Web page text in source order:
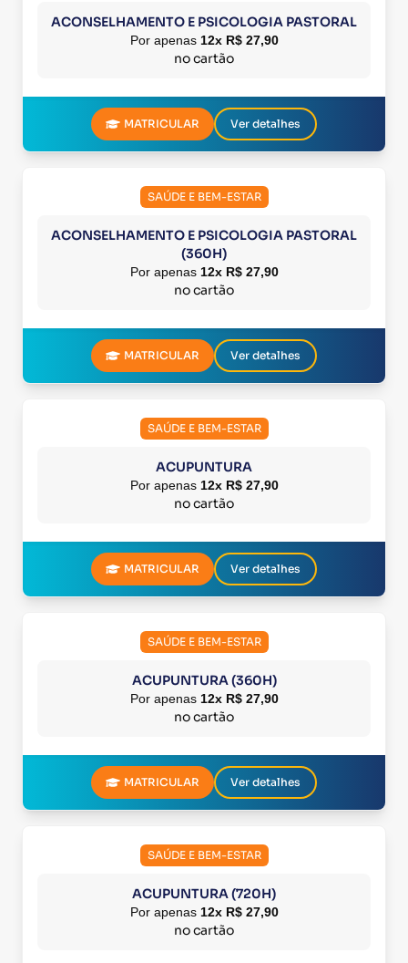
ACONSELHAMENTO E PSICOLOGIA PASTORAL
Por apenas 12x R$ 27,90
no cartão
MATRICULAR Ver detalhes
SAÚDE E BEM-ESTAR
ACONSELHAMENTO E PSICOLOGIA PASTORAL
(360H)
Por apenas 12x R$ 27,90
no cartão
MATRICULAR Ver detalhes
SAÚDE E BEM-ESTAR
ACUPUNTURA
Por apenas 12x R$ 27,90
no cartão
MATRICULAR Ver detalhes
SAÚDE E BEM-ESTAR
ACUPUNTURA (360H)
Por apenas 12x R$ 27,90
no cartão
MATRICULAR Ver detalhes
SAÚDE E BEM-ESTAR
ACUPUNTURA (720H)
Por apenas 12x R$ 27,90
no cartão